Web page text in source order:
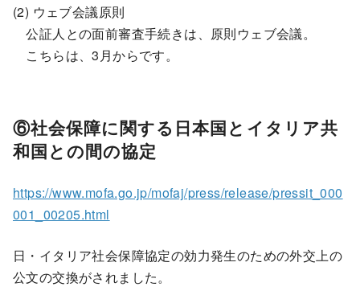
(2) ウェブ会議原則
公証人との面前審査手続きは、原則ウェブ会議。
こちらは、3月からです。
⑥社会保障に関する日本国とイタリア共
和国との間の協定
https://www.mofa.go.jp/mofaj/press/release/pressit_000
001_00205.html
日・イタリア社会保障協定の効力発生のための外交上の
公文の交換がされました。